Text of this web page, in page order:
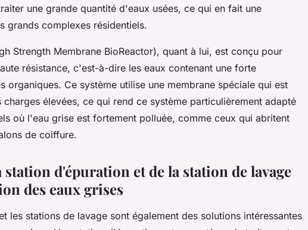
une grande quantité d'eaux usées, ce qui en fait une
grands complexes résidentiels.
Strength Membrane BioReactor), quant à lui, est conçu pour
résistance, c'est-à-dire les eaux contenant une forte
organiques. Ce système utilise une membrane spéciale qui est
élevées, ce qui rend ce système particulièrement adapté
où l'eau grise est fortement polluée, comme ceux qui abritent
de coiffure.
d'épuration et de la station de lavage
des eaux grises
les stations de lavage sont également des solutions intéressantes